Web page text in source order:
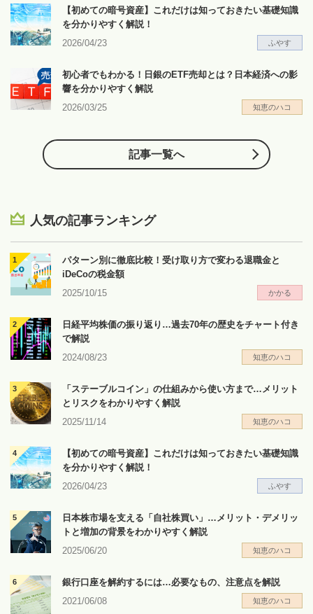
【初めての暗号資産】これだけは知っておきたい基礎知識
を分かりやすく解説！
2026/04/23
ふやす
初心者でもわかる！日銀のETF売却とは？日本経済への影
響を分かりやすく解説
2026/03/25
知恵のハコ
記事一覧へ
人気の記事ランキング
パターン別に徹底比較！受け取り方で変わる退職金と
iDeCoの税金額
2025/10/15
かかる
日経平均株価の振り返り…過去70年の歴史をチャート付き
で解説
2024/08/23
知恵のハコ
「ステーブルコイン」の仕組みから使い方まで…メリット
とリスクをわかりやすく解説
2025/11/14
知恵のハコ
【初めての暗号資産】これだけは知っておきたい基礎知識
を分かりやすく解説！
2026/04/23
ふやす
日本株市場を支える「自社株買い」…メリット・デメリッ
トと増加の背景をわかりやすく解説
2025/06/20
知恵のハコ
銀行口座を解約するには…必要なもの、注意点を解説
2021/06/08
知恵のハコ